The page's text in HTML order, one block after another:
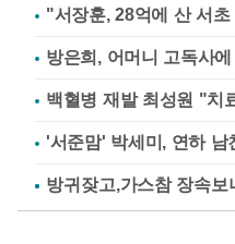
"서장훈, 28억에 산 서
방은희, 어머니 고독사
백혈병 재발 최성원 "치
'서준맘' 박세미, 연하 남